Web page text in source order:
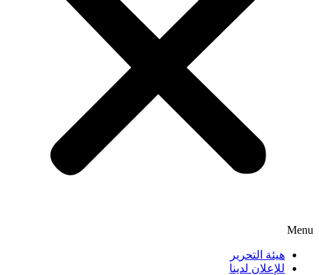
Menu
هيئة التحرير
للإعلان لدينا